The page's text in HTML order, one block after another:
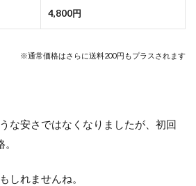
4,800円
※通常価格はさらに送料200円もプラスされます
な安さではなくなりましたが、初回
しれませんね。